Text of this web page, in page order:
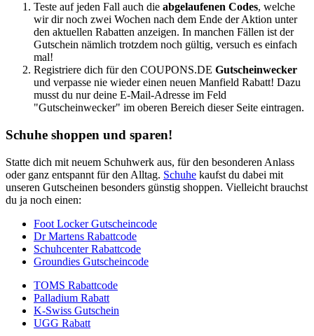
Teste auf jeden Fall auch die abgelaufenen Codes, welche
wir dir noch zwei Wochen nach dem Ende der Aktion unter
den aktuellen Rabatten anzeigen. In manchen Fällen ist der
Gutschein nämlich trotzdem noch gültig, versuch es einfach
mal!
Registriere dich für den COUPONS.DE Gutscheinwecker
und verpasse nie wieder einen neuen Manfield Rabatt! Dazu
musst du nur deine E-Mail-Adresse im Feld
"Gutscheinwecker" im oberen Bereich dieser Seite eintragen.
Schuhe shoppen und sparen!
Statte dich mit neuem Schuhwerk aus, für den besonderen Anlass
oder ganz entspannt für den Alltag. Schuhe kaufst du dabei mit
unseren Gutscheinen besonders günstig shoppen. Vielleicht brauchst
du ja noch einen:
Foot Locker Gutscheincode
Dr Martens Rabattcode
Schuhcenter Rabattcode
Groundies Gutscheincode
TOMS Rabattcode
Palladium Rabatt
K-Swiss Gutschein
UGG Rabatt